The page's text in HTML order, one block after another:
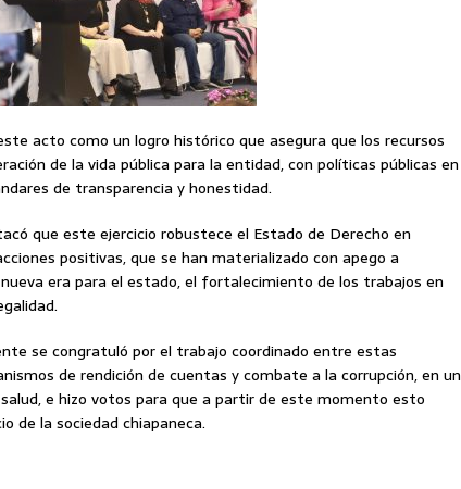
acto como un logro histórico que asegura que los recursos
de la vida pública para la entidad, con políticas públicas en
de transparencia y honestidad.
que este ejercicio robustece el Estado de Derecho en
positivas, que se han materializado con apego a
era para el estado, el fortalecimiento de los trabajos en
se congratuló por el trabajo coordinado entre estas
de rendición de cuentas y combate a la corrupción, en un
e hizo votos para que a partir de este momento esto
de la sociedad chiapaneca.